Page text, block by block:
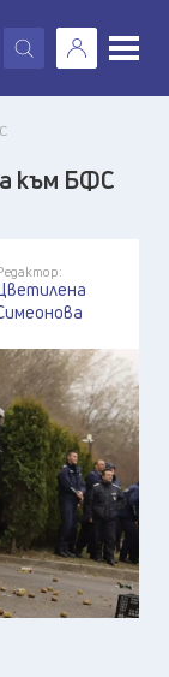
X
към БФС